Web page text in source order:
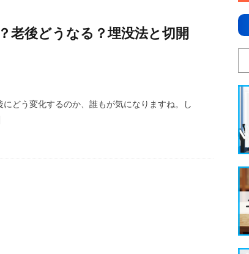
老後どうなる？埋没法と切開
どう変化するのか、誰もが気になりますね。し